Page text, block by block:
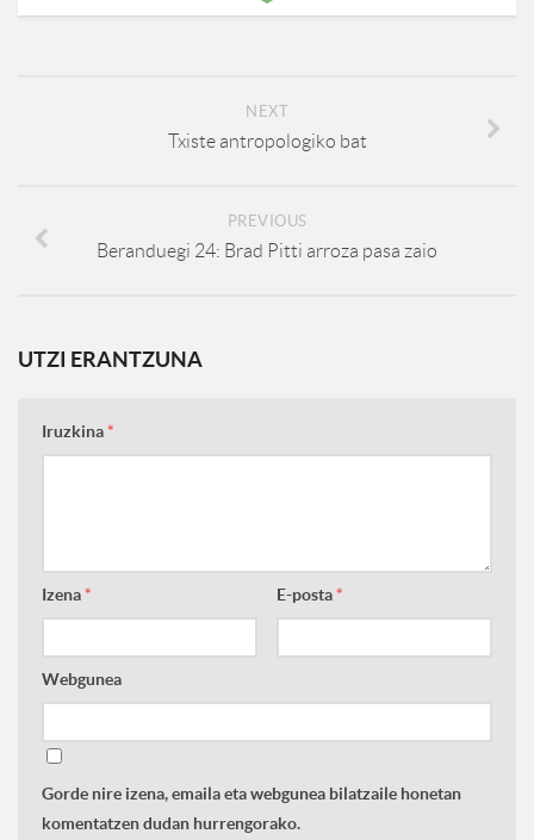
NEXT
Txiste antropologiko bat
PREVIOUS
Beranduegi 24: Brad Pitti arroza pasa zaio
UTZI ERANTZUNA
Iruzkina*
Izena* E-posta*
Webgunea
Gorde nire izena, emaila eta webgunea bilatzaile honetan
komentatzen dudan hurrengorako.